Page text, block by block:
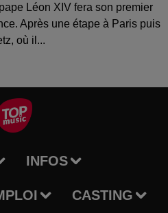
Léon XIV fera son premier
Après une étape à Paris puis
où il...
INFOS
CASTING